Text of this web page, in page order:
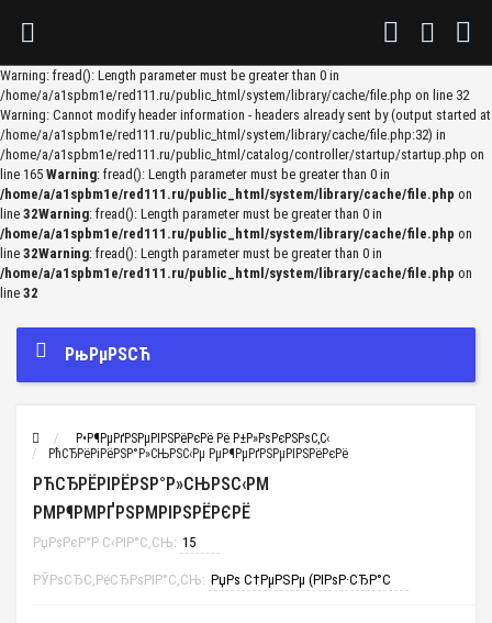
Warning: fread(): Length parameter must be greater than 0 in
/home/a/a1spbm1e/red111.ru/public_html/system/library/cache/file.php on line 32
Warning: Cannot modify header information - headers already sent by (output started at
/home/a/a1spbm1e/red111.ru/public_html/system/library/cache/file.php:32) in
/home/a/a1spbm1e/red111.ru/public_html/catalog/controller/startup/startup.php on
line 165 Warning: fread(): Length parameter must be greater than 0 in
/home/a/a1spbm1e/red111.ru/public_html/system/library/cache/file.php on
line 32Warning: fread(): Length parameter must be greater than 0 in
/home/a/a1spbm1e/red111.ru/public_html/system/library/cache/file.php on
line 32Warning: fread(): Length parameter must be greater than 0 in
/home/a/a1spbm1e/red111.ru/public_html/system/library/cache/file.php on
line 32
РњРµРЅСЋ
Р•Р¶РµРґРЅРµРІРЅРёРєРё Рё Р±Р»РѕРєРЅРѕС‚С‹
РћСЂРёРіРёРЅР°Р»СЊРЅС‹Рµ РµР¶РµРґРЅРµРІРЅРёРєРё
РЋСЂРЁРІРЁРЅР°Р»СЊРЅС‹РΜ
РΜР¶РΜРҐРЅРΜРІРЅРЁРЄРЁ
РџРѕРєР°Р·С‹РІР°С‚СЊ:
РЎРѕСЂС‚РёСЂРѕРІР°С‚СЊ: